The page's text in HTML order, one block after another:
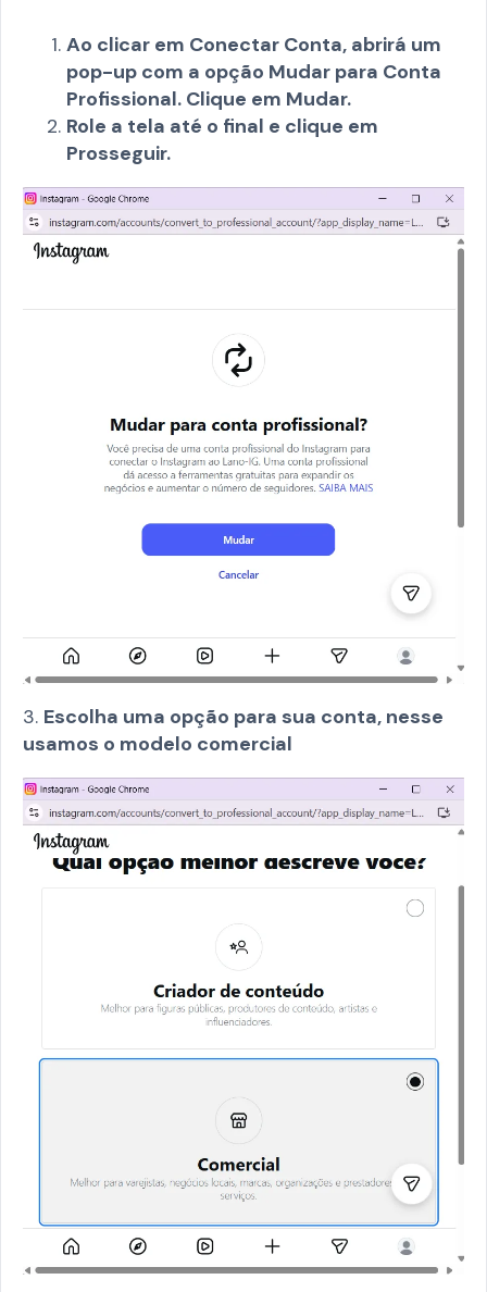
Ao clicar em Conectar Conta, abrirá um
pop-up com a opção Mudar para Conta
Profissional. Clique em Mudar.
Role a tela até o final e clique em
Prosseguir.
3. Escolha uma opção para sua conta, nesse
usamos o modelo comercial